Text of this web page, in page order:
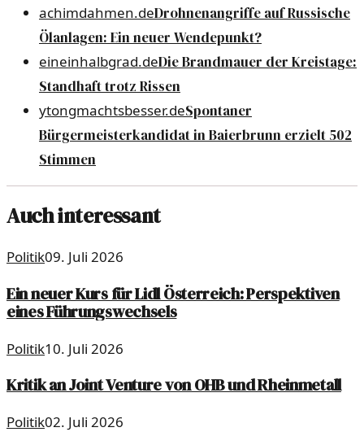
achimdahmen.deDrohnenangriffe auf Russische
Ölanlagen: Ein neuer Wendepunkt?
eineinhalbgrad.deDie Brandmauer der Kreistage:
Standhaft trotz Rissen
ytongmachtsbesser.deSpontaner
Bürgermeisterkandidat in Baierbrunn erzielt 502
Stimmen
Auch interessant
Politik09. Juli 2026
Ein neuer Kurs für Lidl Österreich: Perspektiven
eines Führungswechsels
Politik10. Juli 2026
Kritik an Joint Venture von OHB und Rheinmetall
Politik02. Juli 2026